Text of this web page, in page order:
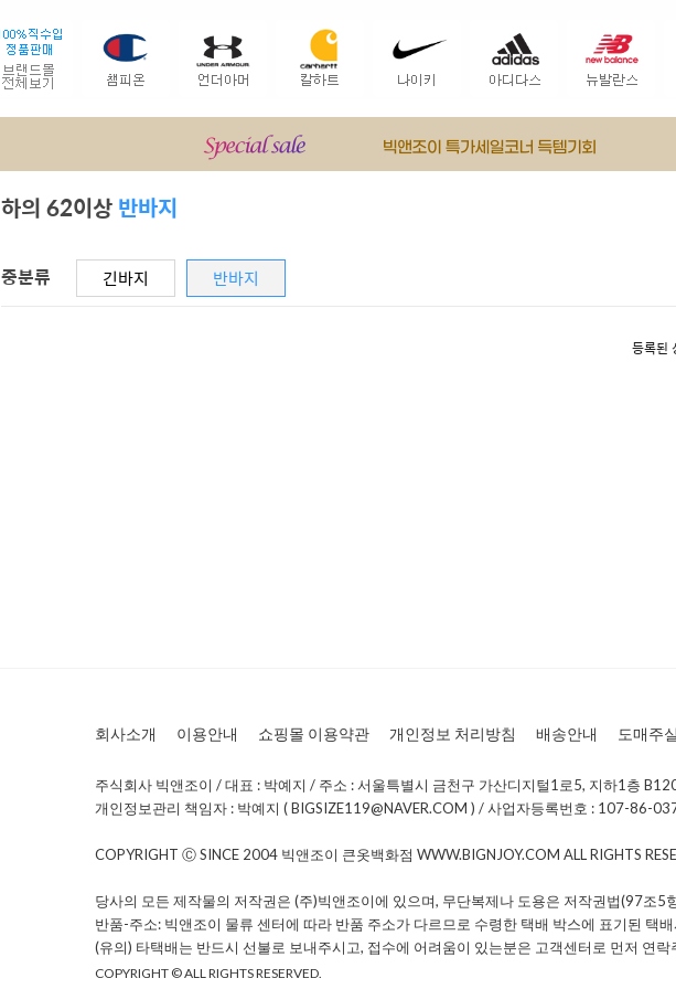
하의 62이상반바지
중분류 긴바지 반바지
등록된
회사소개 이용안내 쇼핑몰 이용약관 개인정보 처리방침 배송안내 도매주
주식회사 빅앤조이 / 대표 : 박예지 / 주소 : 서울특별시 금천구 가산디지털1로5, 지하1층
개인정보관리 책임자 : 박예지 ( BIGSIZE119@NAVER.COM ) / 사업자등록번호 : 107-86-
COPYRIGHT Ⓒ SINCE 2004 빅앤조이 큰옷백화점 WWW.BIGNJOY.COM ALL RIGHTS
당사의 모든 제작물의 저작권은 (주)빅앤조이에 있으며, 무단복제나 도용은 저작권법(97조
반품-주소: 빅앤조이 물류 센터에 따라 반품 주소가 다르므로 수령한 택배 박스에 표기된 택
(유의) 타택배는 반드시 선불로 보내주시고, 접수에 어려움이 있는분은 고객센터로 먼저 연락
COPYRIGHT © ALL RIGHTS RESERVED.